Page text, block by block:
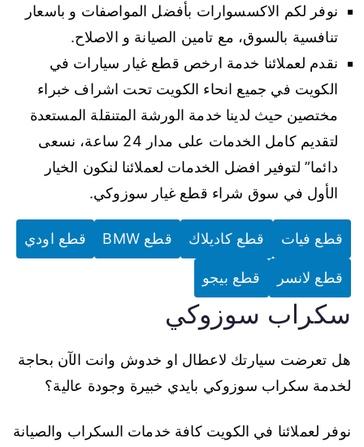
نوفر لكم الاكسسوارات بأفضل المواصفات و باسعار
تنافسية بالسوق، مع تامين الصيانة و الاصلاح.
نقدم لعملائنا خدمة ارخص قطع غيار سيارات في
الكويت في جميع انحاء الكويت تحت اشراف خبراء
مختصين حيث لدينا خدمة الورشة المتنقلة المستعدة
لتقديم كامل الخدمات على مدار 24 ساعة، نسعى
دائما” لتوفير افضل الخدمات لعملائنا لنكون الخيار
الأول في سوق شراء قطع غيار سوزوكي.
قطع فيات قطع كاديلاك قطع BMW قطع اودي
قطع لانسر قطع بيجو
سكراب سوزوكي
هل تعرضت سيارتك لاعطال او خدوش وانت الآن بحاجة
لخدمة سكراب سوزوكي بايدي خبيرة وجودة عالية؟
نوفر لعملائنا في الكويت كافة خدمات السكراب والصيانة